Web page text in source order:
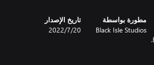
مطورة بواسطة
Black Isle Studios
تاريخ الإصدار
20‏/7‏/2022